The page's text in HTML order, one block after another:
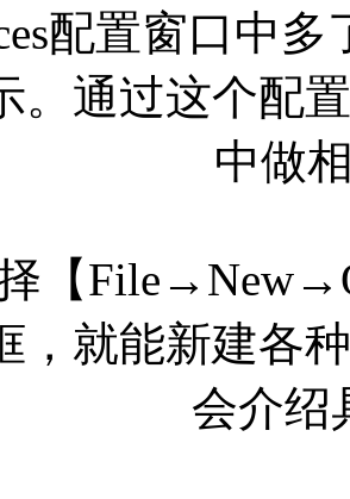
配置窗口中
。通过这个配
中做
择【
，就能新建各
会介绍